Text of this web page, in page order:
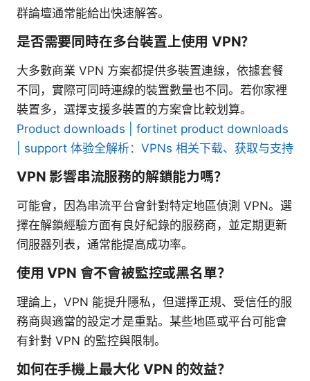
群論壇通常能給出快速解答。
是否需要同時在多台裝置上使用 VPN？
大多數商業 VPN 方案都提供多裝置連線，依據套餐
不同，實際可同時連線的裝置數量也不同。若你家裡
裝置多，選擇支援多裝置的方案會比較划算。
Product downloads | fortinet product downloads
| support 体验全解析：VPNs 相关下载、获取与支持
VPN 影響串流服務的解鎖能力嗎？
可能會，因為串流平台會針對特定地區偵測 VPN。選
擇在解鎖經驗方面有良好紀錄的服務商，並定期更新
伺服器列表，通常能提高成功率。
使用 VPN 會不會被監控或黑名單？
理論上，VPN 能提升隱私，但選擇正規、受信任的服
務商與適當的設定才是重點。某些地區或平台可能會
有針對 VPN 的監控與限制。
如何在手機上最大化 VPN 的效益？